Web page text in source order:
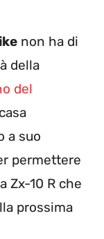
non ha di
della
del
a suo
permettere
Zx-10 R che
prossima